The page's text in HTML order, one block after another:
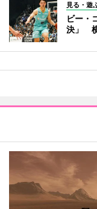
見る・遊
ビー・
決」